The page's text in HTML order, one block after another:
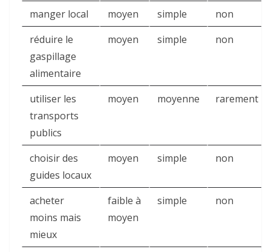
manger local moyen simple
non
réduire le
gaspillage
alimentaire
moyen simple non
utiliser les
transports
publics
moyen moyenne rarement
choisir des
guides locaux
moyen simple non
acheter
moins mais
mieux
faible à
moyen
simple non